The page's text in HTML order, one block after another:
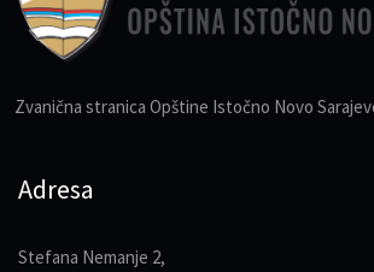
Zvanična stranica Opštine Istočno Novo
Adresa
Stefana Nemanje 2,